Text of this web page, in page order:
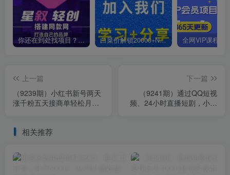
你还在到处找项目？还在当韭菜？我靠卖项目一个月收入5万+，曾经我也是个失败者。 白菜价解锁20000+N个赚钱机会，加入星叙轻创会员，全站资源免费学习。
上一篇
（9239期）小红书新号两天
涨千粉五天接商单轻松月入
下一篇
（9241期）通过QQ短视
频、24小时直播短剧，小白
相关推荐